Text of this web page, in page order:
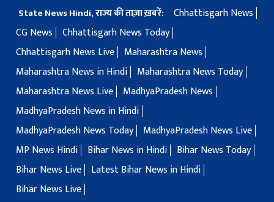
State News Hindi, राज्य की ताज़ा ख़बरें:
Chhattisgarh News
CG News
Chhattisgarh News Today
Chhattisgarh News Live
Maharashtra News
Maharashtra News in Hindi
Maharashtra News Today
Maharashtra News Live
MadhyaPradesh News
MadhyaPradesh News in Hindi
MadhyaPradesh News Today
MadhyaPradesh News Live
MP News Hindi
Bihar News in Hindi
Bihar News Today
Bihar News Live
Latest Bihar News in Hindi
Bihar News Live